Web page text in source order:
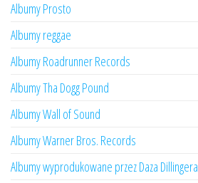
Albumy Prosto
Albumy reggae
Albumy Roadrunner Records
Albumy Tha Dogg Pound
Albumy Wall of Sound
Albumy Warner Bros. Records
Albumy wyprodukowane przez Daza Dillingera